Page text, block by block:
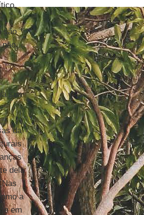
são
não
a sua
da
dela
a
em